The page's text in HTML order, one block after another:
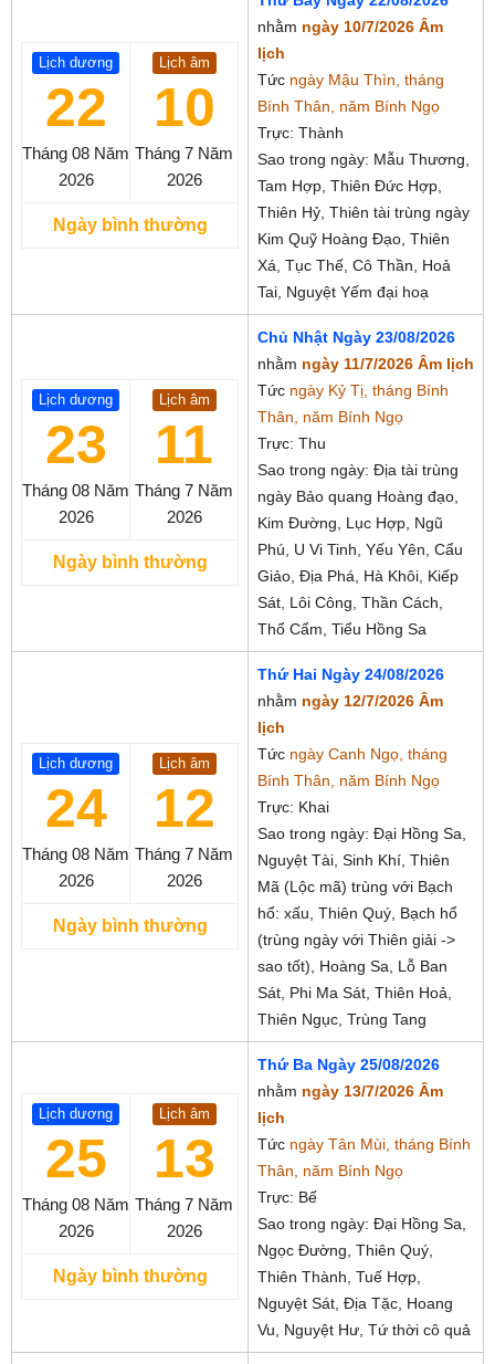
Lịch dương
22
Tháng 08 Năm
2026
Lịch âm
10
Tháng 7 Năm
2026
Ngày bình thường
nhằm ngày 10/7/2026 Âm
lịch
Tức ngày Mậu Thìn, tháng
Bính Thân, năm Bính Ngọ
Trực: Thành
Sao trong ngày: Mẫu Thương,
Tam Hợp, Thiên Đức Hợp,
Thiên Hỷ, Thiên tài trùng ngày
Kim Quỹ Hoàng Đạo, Thiên
Xá, Tục Thế, Cô Thần, Hoả
Tai, Nguyệt Yếm đại hoạ
Lịch dương
23
Tháng 08 Năm
2026
Lịch âm
11
Tháng 7 Năm
2026
Ngày bình thường
Chủ Nhật Ngày 23/08/2026
nhằm ngày 11/7/2026 Âm lịch
Tức ngày Kỷ Tị, tháng Bính
Thân, năm Bính Ngọ
Trực: Thu
Sao trong ngày: Địa tài trùng
ngày Bảo quang Hoàng đạo,
Kim Đường, Lục Hợp, Ngũ
Phú, U Vi Tinh, Yếu Yên, Cẩu
Giảo, Địa Phá, Hà Khôi, Kiếp
Sát, Lôi Công, Thần Cách,
Thổ Cẩm, Tiểu Hồng Sa
Lịch dương
24
Tháng 08 Năm
2026
Lịch âm
12
Tháng 7 Năm
2026
Ngày bình thường
Thứ Hai Ngày 24/08/2026
nhằm ngày 12/7/2026 Âm
lịch
Tức ngày Canh Ngọ, tháng
Bính Thân, năm Bính Ngọ
Trực: Khai
Sao trong ngày: Đại Hồng Sa,
Nguyệt Tài, Sinh Khí, Thiên
Mã (Lộc mã) trùng với Bạch
hổ: xấu, Thiên Quý, Bạch hổ
(trùng ngày với Thiên giải ->
sao tốt), Hoàng Sa, Lỗ Ban
Sát, Phi Ma Sát, Thiên Hoả,
Thiên Ngục, Trùng Tang
Lịch dương
25
Tháng 08 Năm
2026
Lịch âm
13
Tháng 7 Năm
2026
Ngày bình thường
Thứ Ba Ngày 25/08/2026
nhằm ngày 13/7/2026 Âm
lịch
Tức ngày Tân Mùi, tháng Bính
Thân, năm Bính Ngọ
Trực: Bế
Sao trong ngày: Đại Hồng Sa,
Ngọc Đường, Thiên Quý,
Thiên Thành, Tuế Hợp,
Nguyệt Sát, Địa Tặc, Hoang
Vu, Nguyệt Hư, Tứ thời cô quả